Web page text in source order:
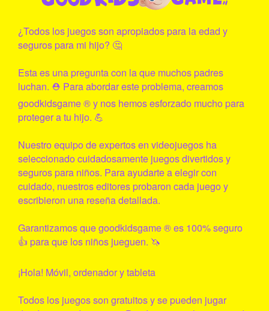
¿Todos los juegos son apropiados para la edad y
seguros para mi hijo? 🤔
Esta es una pregunta con la que muchos padres
luchan. ⛑ Para abordar este problema, creamos
goodkidsgame® y nos hemos esforzado mucho para
proteger a tu hijo. 💪
Nuestro equipo de expertos en videojuegos ha
seleccionado cuidadosamente juegos divertidos y
seguros para niños. Para ayudarte a elegir con
cuidado, nuestros editores probaron cada juego y
escribieron una reseña detallada.
Garantizamos quegoodkidsgame® es 100% seguro
👍 para que los niños jueguen. 🦄
¡Hola! Móvil, ordenador y tableta
Todos los juegos son gratuitos y se pueden jugar